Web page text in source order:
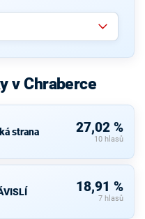
v Chraberce
strana 27,02 %
10 hlasů
18,91 %
7 hlasů